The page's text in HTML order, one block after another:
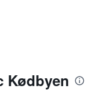
Kødbyen